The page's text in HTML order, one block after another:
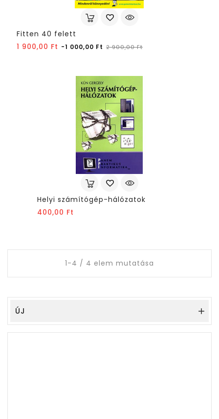
Fitten 40 felett
1 900,00 Ft Normál
-1 000,00 Ft 2 900,00 FtÁr
Helyi számítógép-hálózatok
400,00 Ft
1-4 / 4 elem mutatása
ÚJ 